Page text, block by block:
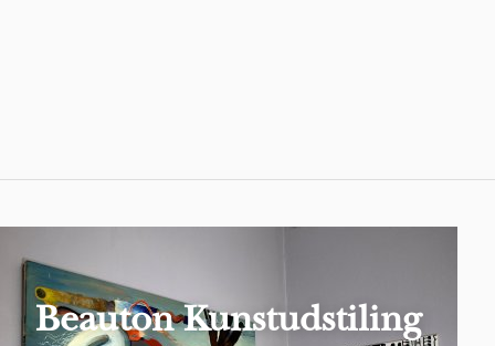
Beauton Kunstudstiling